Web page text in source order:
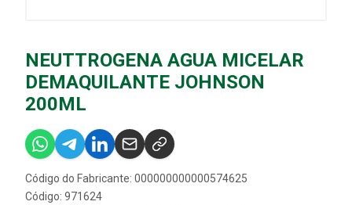
NEUTTROGENA AGUA MICELAR
DEMAQUILANTE JOHNSON
200ML
Código do Fabricante: 000000000000574625
Código: 971624